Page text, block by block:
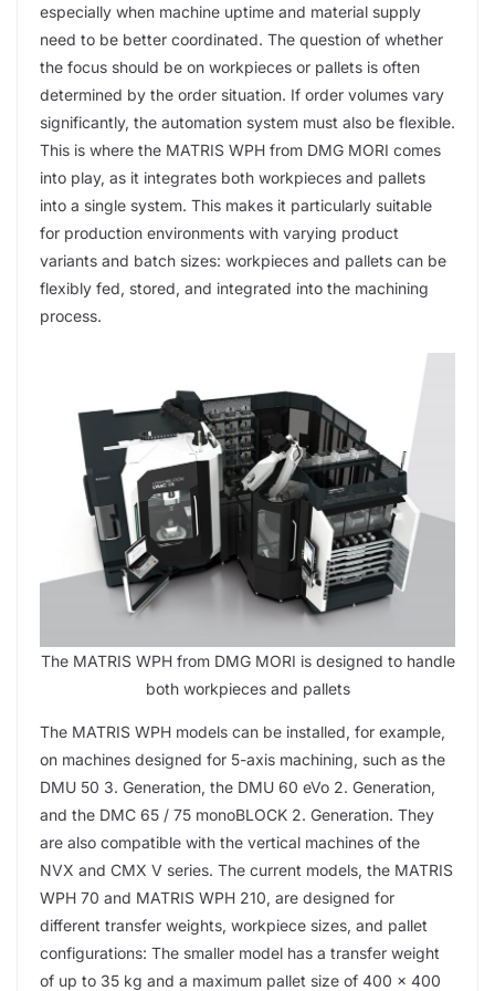
especially when machine uptime and material supply
need to be better coordinated. The question of whether
the focus should be on workpieces or pallets is often
determined by the order situation. If order volumes vary
significantly, the automation system must also be flexible.
This is where the MATRIS WPH from DMG MORI comes
into play, as it integrates both workpieces and pallets
into a single system. This makes it particularly suitable
for production environments with varying product
variants and batch sizes: workpieces and pallets can be
flexibly fed, stored, and integrated into the machining
process.
The MATRIS WPH from DMG MORI is designed to handle
both workpieces and pallets
The MATRIS WPH models can be installed, for example,
on machines designed for 5-axis machining, such as the
DMU 50 3. Generation, the DMU 60 eVo 2. Generation,
and the DMC 65 / 75 monoBLOCK 2. Generation. They
are also compatible with the vertical machines of the
NVX and CMX V series. The current models, the MATRIS
WPH 70 and MATRIS WPH 210, are designed for
different transfer weights, workpiece sizes, and pallet
configurations: The smaller model has a transfer weight
of up to 35 kg and a maximum pallet size of 400 x 400